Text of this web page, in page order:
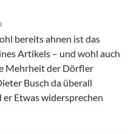
bereits ahnen ist das
Artikels – und wohl auch
Mehrheit der Dörfler
Busch da überall
er Etwas widersprechen